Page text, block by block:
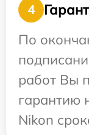
4
По
работ Вы
гарантию
Nikon